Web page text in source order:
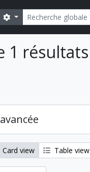
Search options
1 résultats
Card view Table view